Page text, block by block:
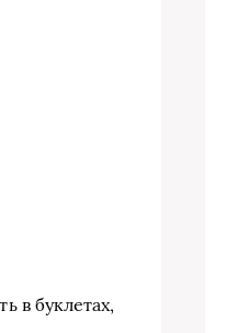
в буклетах,